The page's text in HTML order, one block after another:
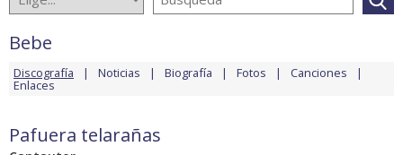
Bebe
Discografía Noticias Biografía Fotos Canciones
Enlaces
Pafuera telarañas